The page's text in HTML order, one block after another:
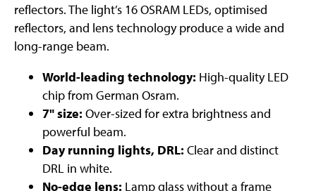
reflectors. The light’s 16 OSRAM LEDs, optimised
reflectors, and lens technology produce a wide and
long-range beam.
World-leading technology: High-quality LED
chip from German Osram.
7" size: Over-sized for extra brightness and
powerful beam.
Day running lights, DRL: Clear and distinct
DRL in white.
No-edge lens: Lamp glass without a frame